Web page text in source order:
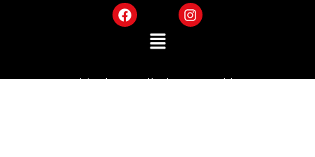
Sitio desarrollado por Mekka